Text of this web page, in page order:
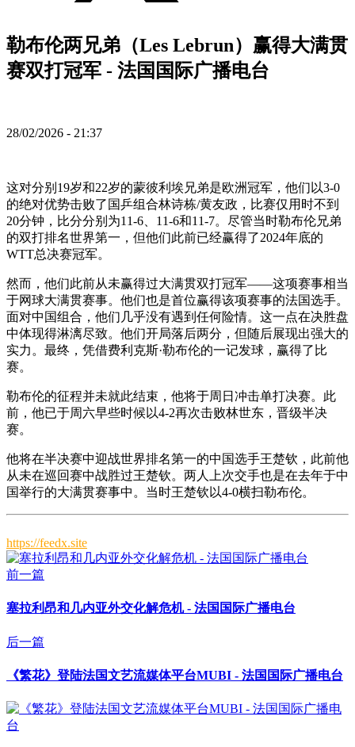
勒布伦两兄弟（Les Lebrun）赢得大满贯
赛双打冠军 - 法国国际广播电台
28/02/2026 - 21:37
这对分别19岁和22岁的蒙彼利埃兄弟是欧洲冠军，他们以3-0
的绝对优势击败了国乒组合林诗栋/黄友政，比赛仅用时不到
20分钟，比分分别为11-6、11-6和11-7。尽管当时勒布伦兄弟
的双打排名世界第一，但他们此前已经赢得了2024年底的
WTT总决赛冠军。
然而，他们此前从未赢得过大满贯双打冠军——这项赛事相当
于网球大满贯赛事。他们也是首位赢得该项赛事的法国选手。
面对中国组合，他们几乎没有遇到任何险情。这一点在决胜盘
中体现得淋漓尽致。他们开局落后两分，但随后展现出强大的
实力。最终，凭借费利克斯·勒布伦的一记发球，赢得了比
赛。
勒布伦的征程并未就此结束，他将于周日冲击单打决赛。此
前，他已于周六早些时候以4-2再次击败林世东，晋级半决
赛。
他将在半决赛中迎战世界排名第一的中国选手王楚钦，此前他
从未在巡回赛中战胜过王楚钦。两人上次交手也是在去年于中
国举行的大满贯赛事中。当时王楚钦以4-0横扫勒布伦。
https://feedx.site
前一篇
塞拉利昂和几内亚外交化解危机 - 法国国际广播电台
后一篇
《繁花》登陆法国文艺流媒体平台MUBI - 法国国际广播电台